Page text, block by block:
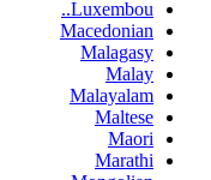
Luxembou..
Macedonian
Malagasy
Malay
Malayalam
Maltese
Maori
Marathi